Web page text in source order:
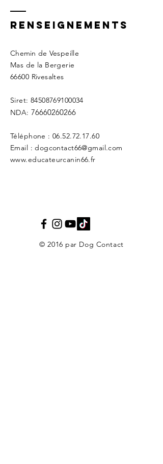
Renseignements
Chemin de Vespeille
Mas de la Bergerie
66600 Rivesaltes
Siret: 84508769100034
NDA:76660260266
Téléphone :06.52.72.17.60
Email :dogcontact66@gmail.com
www.educateurcanin66.fr
© 2016 par Dog Contact